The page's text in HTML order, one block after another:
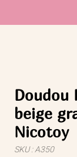
Doudou
beige
Nicotoy
SKU : A350